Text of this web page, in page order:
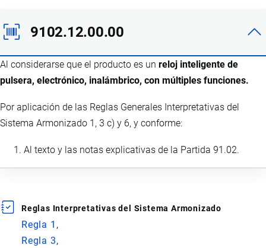
9102.12.00.00
Al considerarse que el producto es un reloj inteligente de
pulsera, electrónico, inalámbrico, con múltiples funciones.
Por aplicación de las Reglas Generales Interpretativas del
Sistema Armonizado 1, 3 c) y 6, y conforme:
Al texto y las notas explicativas de la Partida 91.02.
Reglas Interpretativas del Sistema Armonizado
Regla 1
Regla 3